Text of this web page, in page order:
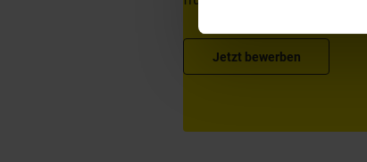
Jetzt bewerben